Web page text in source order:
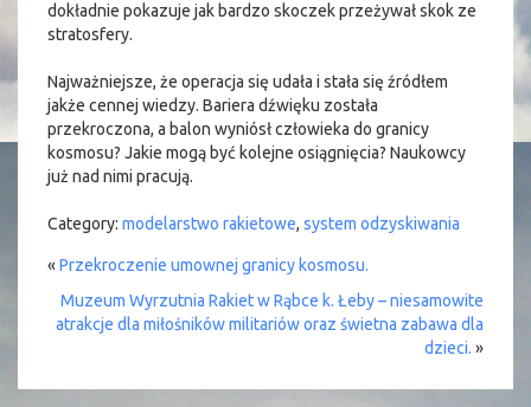
dokładnie pokazuje jak bardzo skoczek przeżywał skok ze
stratosfery.
Najważniejsze, że operacja się udała i stała się źródłem
jakże cennej wiedzy. Bariera dźwięku została
przekroczona, a balon wyniósł człowieka do granicy
kosmosu? Jakie mogą być kolejne osiągnięcia? Naukowcy
już nad nimi pracują.
Category: modelarstwo rakietowe, system odzyskiwania
«Przekroczenie umownej granicy kosmosu.
Muzeum Wyrzutnia Rakiet w Rąbce k. Łeby – niesamowite
atrakcje dla miłośników militariów oraz świetna zabawa dla
dzieci. »